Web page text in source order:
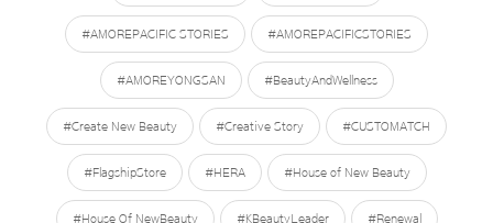
#AMOREPACIFIC STORIES #AMOREPACIFICSTORIES
#AMOREYONGSAN #BeautyAndWellness
#Create New Beauty #Creative Story #CUSTOMATCH
#FlagshipStore #HERA #House of New Beauty
#House Of NewBeauty #KBeautyLeader #Renewal